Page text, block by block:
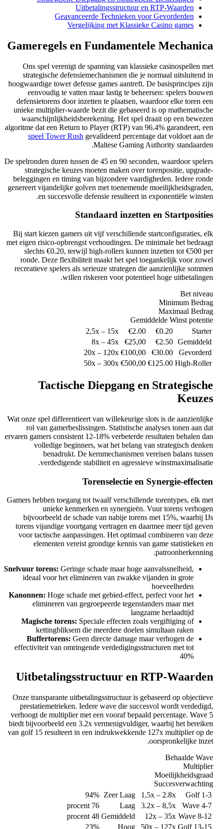
Gameregels
Ons spel
strategische
hoogwaardige tower
eenvoudig te
defensietorens
unieke multiplier-
algoritme dat een
speel Tower
De spelronden duren
strategische
beleggingen en
genereert
en
Bij start kiezen
met eigen risico-
slechts €0.20,
ronde. Deze
recreatieve spelers
Wat onze spel
rol van
ervaren gamers
volledige
Gamers hebben
unieke
bijvoorbeeld de
torens vijandige
voor tactische
elementen
Snelvuur torens:
ideaal voor het
Kanonnen:Hoge
elimineren
Magische
Buffertorens:
effectiviteit van
Onze transparante
verhoogt de
biedt bijvoorbeeld
van golf 15